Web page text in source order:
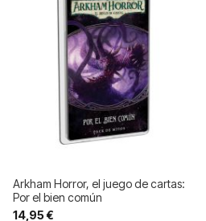
Arkham Horror, el juego de cartas:
Por el bien común
14,95 €